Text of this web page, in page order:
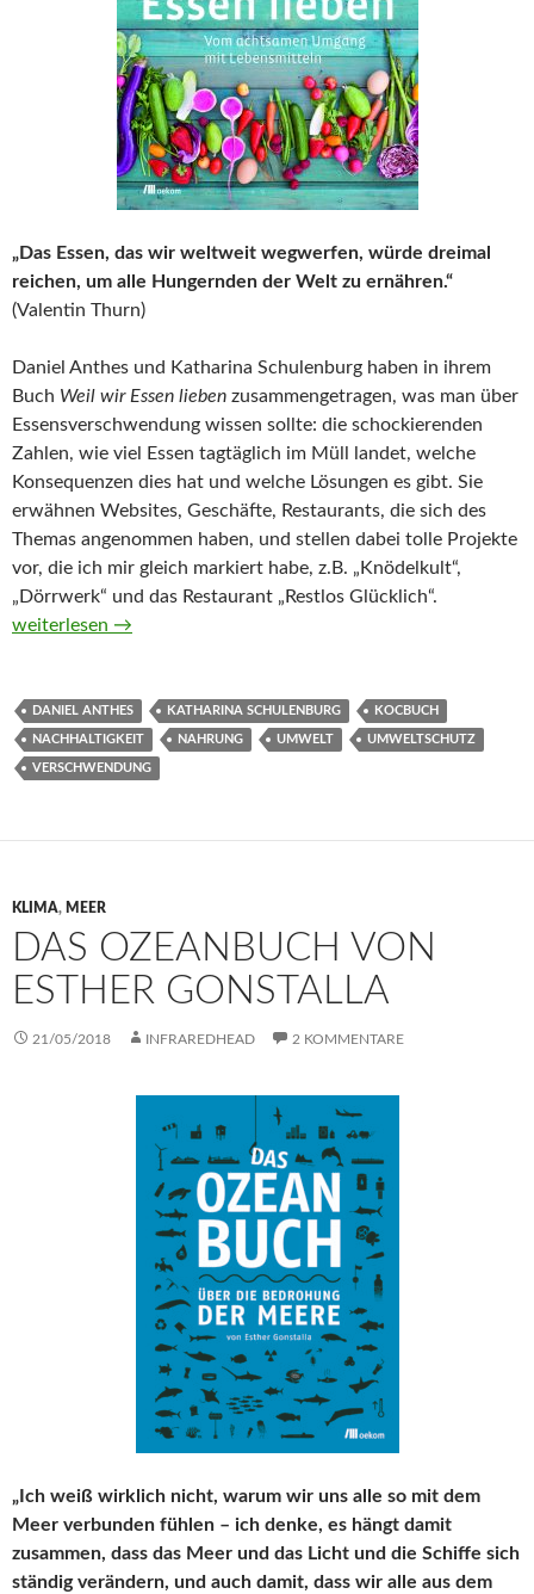
„Das Essen, das wir weltweit wegwerfen, würde dreimal
reichen, um alle Hungernden der Welt zu ernähren.“
(Valentin Thurn)
Daniel Anthes und Katharina Schulenburg haben in ihrem
Buch Weil wir Essen lieben zusammengetragen, was man über
Essensverschwendung wissen sollte: die schockierenden
Zahlen, wie viel Essen tagtäglich im Müll landet, welche
Konsequenzen dies hat und welche Lösungen es gibt. Sie
erwähnen Websites, Geschäfte, Restaurants, die sich des
Themas angenommen haben, und stellen dabei tolle Projekte
vor, die ich mir gleich markiert habe, z.B. „Knödelkult“,
„Dörrwerk“ und das Restaurant „Restlos Glücklich“.
Weil wir Essen lieben von Daniel Anthes und Katharina
weiterlesen →
DANIEL ANTHES KATHARINA SCHULENBURG KOCBUCH
NACHHALTIGKEIT NAHRUNG UMWELT UMWELTSCHUTZ
VERSCHWENDUNG
KLIMA, MEER
DAS OZEANBUCH VON
ESTHER GONSTALLA
21/05/2018 INFRAREDHEAD 2 KOMMENTARE
„Ich weiß wirklich nicht, warum wir uns alle so mit dem
Meer verbunden fühlen – ich denke, es hängt damit
zusammen, dass das Meer und das Licht und die Schiffe sich
ständig verändern, und auch damit, dass wir alle aus dem